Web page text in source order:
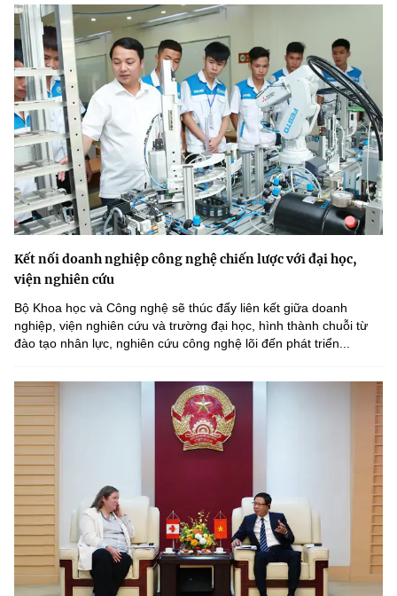
Kết nối doanh nghiệp công nghệ chiến lược với đại học,
viện nghiên cứu
Bộ Khoa học và Công nghệ sẽ thúc đẩy liên kết giữa doanh
nghiệp, viện nghiên cứu và trường đại học, hình thành chuỗi từ
đào tạo nhân lực, nghiên cứu công nghệ lõi đến phát triển...